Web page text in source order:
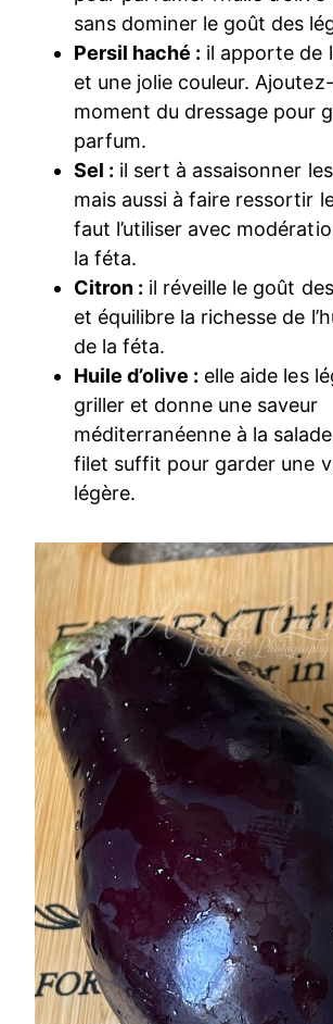
sans dominer le goût des
Persil haché : il apporte de
et une jolie couleur.
moment du dressage pour
parfum.
Sel : il sert à assaisonner
mais aussi à faire ressortir
faut l’utiliser avec
la féta.
Citron : il réveille le goût
et équilibre la richesse de
de la féta.
Huile d’olive : elle aide les
griller et donne une saveur
méditerranéenne à la
filet suffit pour garder une
légère.